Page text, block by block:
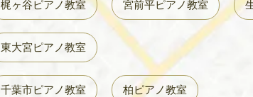
梶ヶ谷ピアノ教室 宮前平ピアノ教室
東大宮ピアノ教室
千葉市ピアノ教室 柏ピアノ教室